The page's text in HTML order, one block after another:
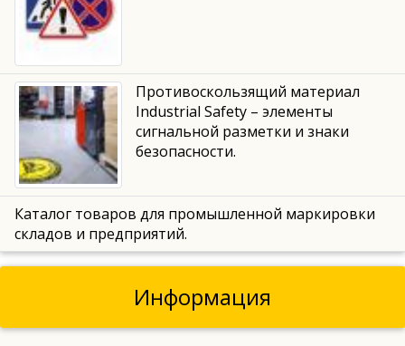
Противоскользящий материал
Industrial Safety – элементы
сигнальной разметки и знаки
безопасности.
Каталог товаров для промышленной маркировки
складов и предприятий.
Информация